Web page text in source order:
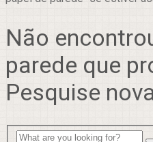
Não
parede que
Pesquise